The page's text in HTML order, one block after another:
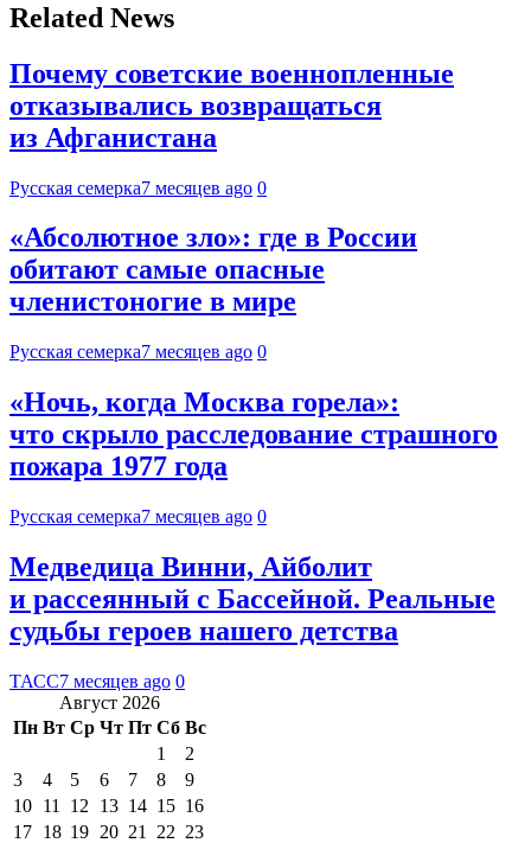
Related News
Почему советские военнопленные
отказывались возвращаться
из Афганистана
Русская семерка7 месяцев ago 0
«Абсолютное зло»: где в России
обитают самые опасные
членистоногие в мире
Русская семерка7 месяцев ago 0
«Ночь, когда Москва горела»:
что скрыло расследование страшного
пожара 1977 года
Русская семерка7 месяцев ago 0
Медведица Винни, Айболит
и рассеянный с Бассейной. Реальные
судьбы героев нашего детства
ТАСС7 месяцев ago 0
Август 2026
Пн Вт Ср Чт Пт Сб Вс
1
2
3
4 5 6 7 8
9
10 11 12 13 14 15 16
17 18 19 20 21 22 23